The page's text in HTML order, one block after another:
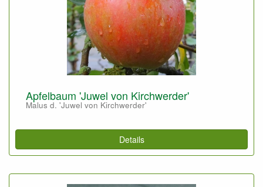
Apfelbaum 'Juwel von Kirchwerder'
Malus d. 'Juwel von Kirchwerder'
Details